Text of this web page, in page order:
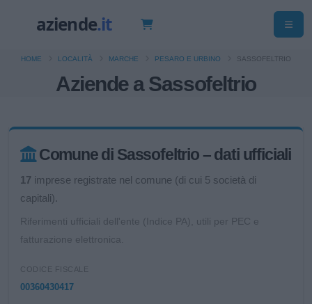
Aziende a Sassofeltrio
HOME LOCALITÀ MARCHE PESARO E URBINO SASSOFELTRIO
Comune di Sassofeltrio – dati ufficiali
17 imprese registrate nel comune (di cui 5 società di
capitali).
Riferimenti ufficiali dell'ente (Indice PA), utili per PEC e
fatturazione elettronica.
CODICE FISCALE
00360430417